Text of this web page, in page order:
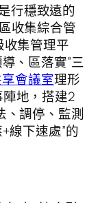
行穩致遠的
收集綜合管
集管理平
、區落實”三
會議室理形
地，搭建2
、調停、監測
線下速處”的